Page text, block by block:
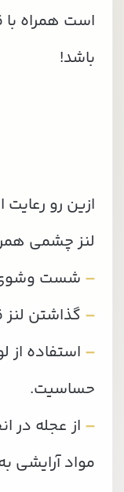
است همراه
باشد!
ازین رو
لنز چشمی
– شست
– گذاشتن لنز
– استفاده از
حساسیت.
– از عجله در
مواد آرایشی